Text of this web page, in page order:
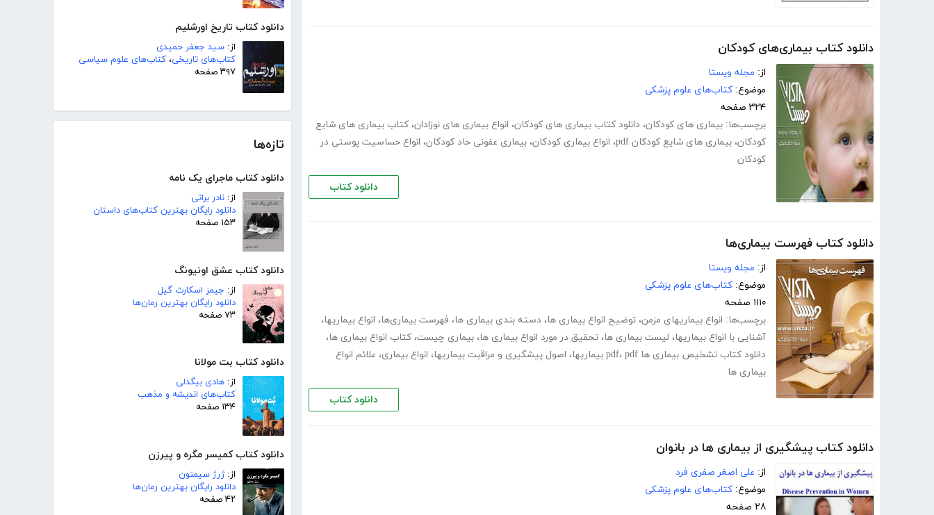
دانلود کتاب تاریخ اورشلیم
از: سید جعفر حمیدی
کتاب‌های تاریخی، کتاب‌های علوم سیاسی
۳۹۷ صفحه
تازه‌ها
دانلود کتاب ماجرای یک نامه
از: نادر براتی
دانلود رایگان بهترین کتاب‌های داستان
۱۵۳ صفحه
دانلود کتاب عشق اونیونگ
از: جیمز اسکارث گیل
دانلود رایگان بهترین رمان‌ها
۷۳ صفحه
دانلود کتاب بت مولانا
از: هادی بیگدلی
کتاب‌های اندیشه و مذهب
۱۳۴ صفحه
دانلود کتاب کمیسر مگره و پیرزن
از:ژرژ سیمنون
دانلود رایگان بهترین رمان‌ها
۴۲ صفحه
دانلود کتاب بیماری‌های کودکان
از: مجله ویستا
موضوع: کتاب‌های علوم پزشکی
۳۲۴ صفحه
برچسب‌ها: بیماری های کودکان، دانلود کتاب بیماری های کودکان، انواع بیماری های نوزادان، کتاب بیماری های شایع
کودکان، بیماری های شایع کودکان pdf ، انواع بیماری کودکان، بیماری عفونی حاد کودکان، انواع حساسیت پوستی در
کودکان
دانلود کتاب
دانلود کتاب فهرست بیماری‌ها
از: مجله ویستا
موضوع: کتاب‌های علوم پزشکی
۱۱۱۰ صفحه
برچسب‌ها: انواع بیماریهای مزمن، توضیح انواع بیماری ها، دسته بندی بیماری ها، فهرست بیماری‌ها، انواع بیماریها،
آشنایی با انواع بیماریها، لیست بیماری ها، تحقیق در مورد انواع بیماری ها، بیماری چیست، کتاب انواع بیماری ها،
دانلود کتاب تشخیص بیماری ها pdf
، pdf بیماریها ، اصول پیشگیری و مراقبت بیماریها، انواع بیماری، علائم انواع
بیماری ها
دانلود کتاب
دانلود کتاب پیشگیری از بیماری ها در بانوان
از: علی اصغر صفری فرد
موضوع: کتاب‌های علوم پزشکی
۲۸ صفحه